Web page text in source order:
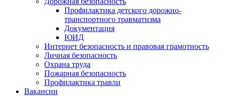
Профилактика детского дорожно-
транспортного травматизма
Документация
ЮИД
Интернет безопасность и правовая грамотность
Личная безопасность
Охрана труда
Пожарная безопасность
Профилактика травли
Вакансии